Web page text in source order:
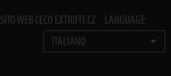
SITO WEB CECO EXTRIFIT.CZ
LANGUAGE:
ITALIANO